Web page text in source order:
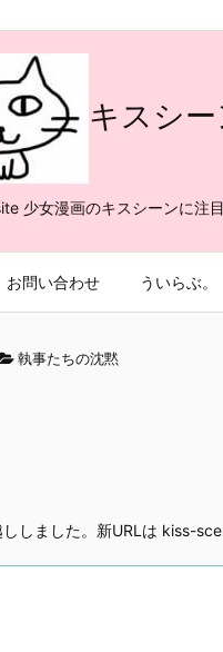
キスシ
少女漫画のキスシーンに注
お問い合わせ ういらぶ。
執事たちの沈黙
しました。新URLは kiss-